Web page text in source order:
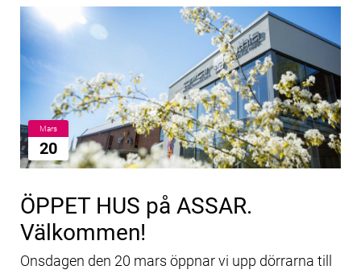
Mars
20
ÖPPET HUS på ASSAR.
Välkommen!
Onsdagen den 20 mars öppnar vi upp dörrarna till